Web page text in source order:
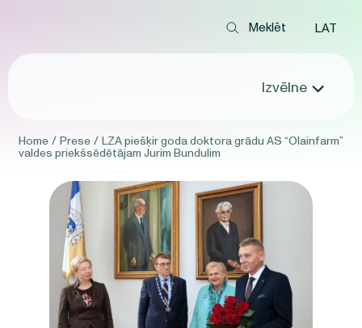
LAT
Izvēlne
Home / Prese / LZA piešķir goda doktora grādu AS “Olainfarm”
valdes priekšsēdētājam Jurim Bundulim